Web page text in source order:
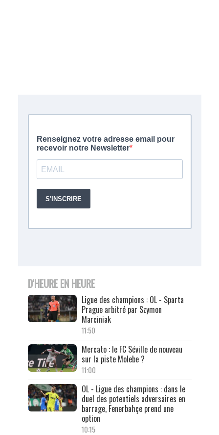
D'HEURE EN HEURE
Ligue des champions : OL - Sparta
Prague arbitré par Szymon
Marciniak
11:50
Mercato : le FC Séville de nouveau
sur la piste Molebe ?
11:00
OL - Ligue des champions : dans le
duel des potentiels adversaires en
barrage, Fenerbahçe prend une
option
10:15